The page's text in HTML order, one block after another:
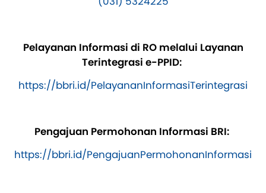
Pelayanan Informasi di RO melalui Layanan
Terintegrasi e-PPID:
https://bbri.id/PelayananInformasiTerintegrasi
Pengajuan Permohonan Informasi BRI:
https://bbri.id/PengajuanPermohonanInformasi